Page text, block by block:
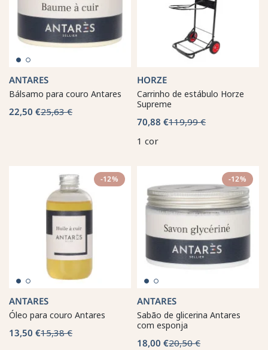
ANTARES
Bálsamo para couro Antares
22,50 €25,63 €
HORZE
Carrinho de estábulo Horze
Supreme
70,88 €119,99 €
1 cor
-12%
ANTARES
Óleo para couro Antares
13,50 €15,38 €
-12%
ANTARES
Sabão de glicerina Antares
com esponja
18,00 €20,50 €